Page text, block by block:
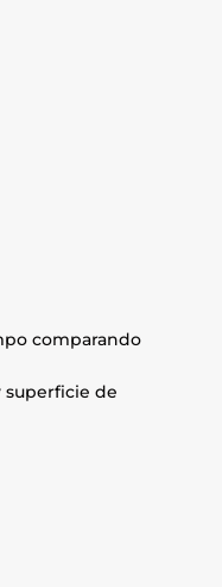
comparando
superficie de